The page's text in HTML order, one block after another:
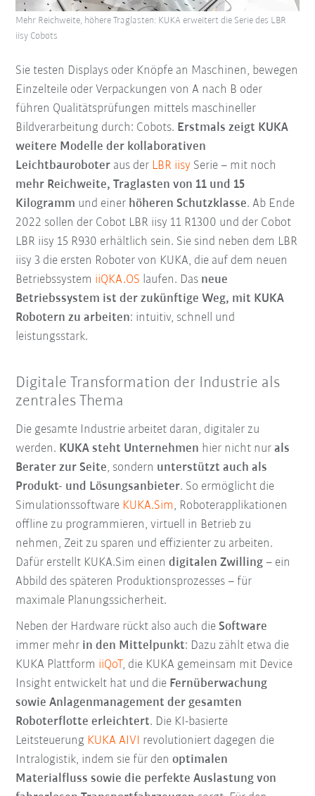
Sie testen Displays oder Knöpfe an Maschinen, bewegen
Einzelteile oder Verpackungen von A nach B oder
führen Qualitätsprüfungen mittels maschineller
Bildverarbeitung durch: Cobots. Erstmals zeigt KUKA
weitere Modelle der kollaborativen
Leichtbauroboter aus der LBR iisy Serie – mit noch
mehr Reichweite, Traglasten von 11 und 15
Kilogramm und einer höheren Schutzklasse. Ab Ende
2022 sollen der Cobot LBR iisy 11 R1300 und der Cobot
LBR iisy 15 R930 erhältlich sein. Sie sind neben dem LBR
iisy 3 die ersten Roboter von KUKA, die auf dem neuen
Betriebssystem iiQKA.OS laufen. Das neue
Betriebssystem ist der zukünftige Weg, mit KUKA
Robotern zu arbeiten: intuitiv, schnell und
leistungsstark.
Mehr Reichweite, höhere Traglasten: KUKA erweitert die Serie des LBR
iisy Cobots
Digitale Transformation der Industrie als
zentrales Thema
Die gesamte Industrie arbeitet daran, digitaler zu
werden. KUKA steht Unternehmen hier nicht nurals
Berater zur Seite, sondern unterstützt auch als
Produkt- und Lösungsanbieter. So ermöglicht die
Simulationssoftware KUKA.Sim, Roboterapplikationen
offline zu programmieren, virtuell in Betrieb zu
nehmen, Zeit zu sparen und effizienter zu arbeiten.
Dafür erstellt KUKA.Sim einendigitalen Zwilling – ein
Abbild des späteren Produktionsprozesses – für
maximale Planungssicherheit.
Neben der Hardware rückt also auch die Software
immer mehr in den Mittelpunkt: Dazu zählt etwa die
KUKA Plattform iiQoT, die KUKA gemeinsam mit Device
Insight entwickelt hat und die Fernüberwachung
sowie Anlagenmanagement der gesamten
Roboterflotte erleichtert. Die KI-basierte
Leitsteuerung KUKA AIVI revolutioniert dagegen die
Intralogistik, indem sie für denoptimalen
Materialfluss sowie die perfekte Auslastung von